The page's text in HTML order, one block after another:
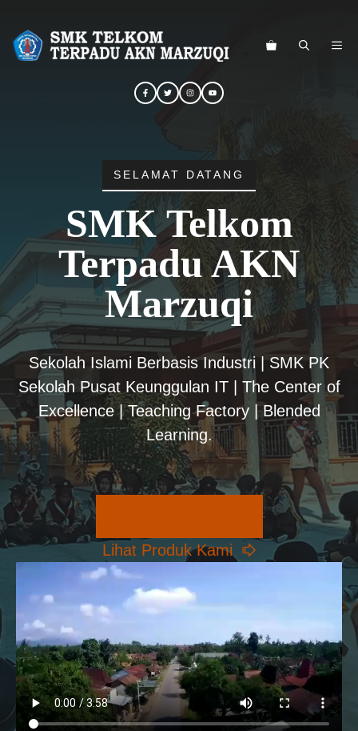
SELAMAT DATANG
SMK Telkom
Terpadu AKN
Marzuqi
Sekolah Islami Berbasis Industri | SMK PK
Sekolah Pusat Keunggulan IT | The Center of
Excellence | Teaching Factory | Blended
Learning.
Lihat Produk Kami